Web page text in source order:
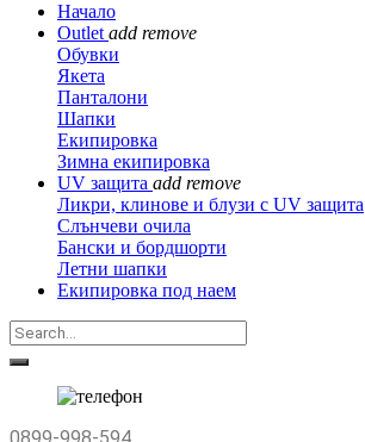
Начало
Outlet add remove
Обувки
Якета
Панталони
Шапки
Екипировка
Зимна екипировка
UV защита add remove
Ликри, клинове и блузи с UV защита
Слънчеви очила
Бански и бордшорти
Летни шапки
Екипировка под наем